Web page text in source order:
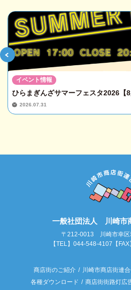
ひらまぎんざサマーフェスタ2026【
2026.07.31
イベント情報
一般社団法人 川崎市
〒212-0013 川崎市幸区
【TEL】044-548-4107【
商店街のご紹介 川崎市商店街連
各種ダウンロード
商店街街路灯広